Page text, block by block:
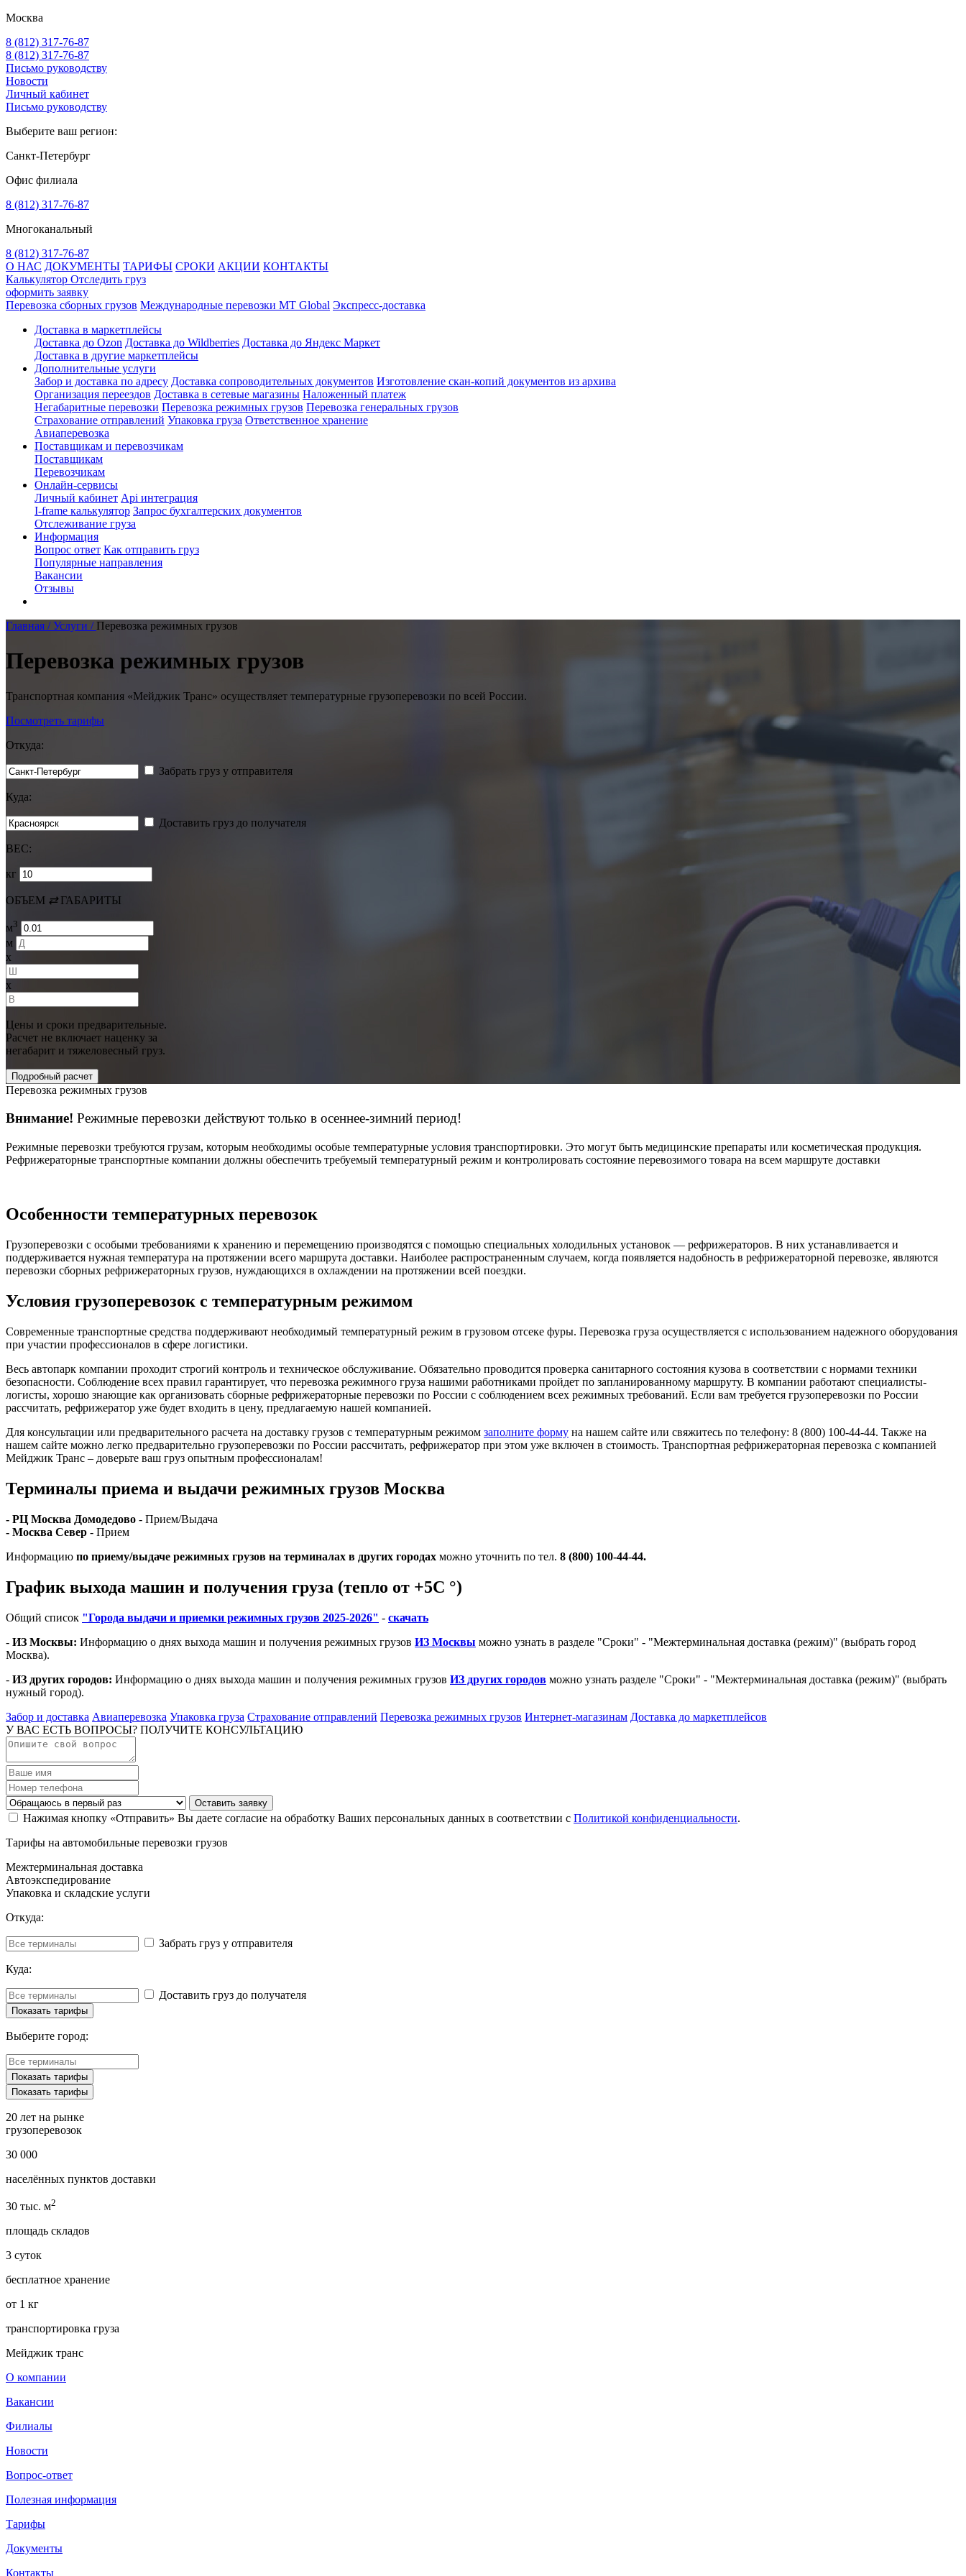
Москва
8 (812) 317-76-87
8 (812) 317-76-87
Письмо руководству
Новости
Личный кабинет
Письмо руководству
Выберите ваш регион:
Санкт-Петербург
Офис филиала
8 (812) 317-76-87
Многоканальный
8 (812) 317-76-87
О НАС ДОКУМЕНТЫ ТАРИФЫ СРОКИ АКЦИИ КОНТАКТЫ
Калькулятор Отследить груз
оформить заявку
Перевозка сборных грузов Международные перевозки MT Global Экспресс-доставка
Доставка в маркетплейсы
Доставка до Ozon Доставка до Wildberries Доставка до Яндекс Маркет
Доставка в другие маркетплейсы
Дополнительные услуги
Забор и доставка по адресу Доставка сопроводительных документов Изготовление скан-копий документов из архива
Организация переездов Доставка в сетевые магазины Наложенный платеж
Негабаритные перевозки Перевозка режимных грузов Перевозка генеральных грузов
Страхование отправлений Упаковка груза Ответственное хранение
Авиаперевозка
Поставщикам и перевозчикам
Поставщикам
Перевозчикам
Онлайн-сервисы
Личный кабинет Api интеграция
I-frame калькулятор Запрос бухгалтерских документов
Отслеживание груза
Информация
Вопрос ответ Как отправить груз
Популярные направления
Вакансии
Отзывы
Главная /Услуги / Перевозка режимных грузов
Перевозка режимных грузов
Транспортная компания «Мейджик Транс» осуществляет температурные грузоперевозки по всей России.
Посмотреть тарифы
Откуда:
Забрать груз у отправителя
Куда:
Доставить груз до получателя
ВЕС:
кг
ОБЪЕМ ⇄ ГАБАРИТЫ
м3
м
x
x
Цены и сроки предварительные.
Расчет не включает наценку за
негабарит и тяжеловесный груз.
Перевозка режимных грузов
Внимание! Режимные перевозки действуют только в осеннее-зимний период!
Режимные перевозки требуются грузам, которым необходимы особые температурные условия транспортировки. Это могут быть медицинские препараты или косметическая продукция.
Рефрижераторные транспортные компании должны обеспечить требуемый температурный режим и контролировать состояние перевозимого товара на всем маршруте доставки
Особенности температурных перевозок
Грузоперевозки с особыми требованиями к хранению и перемещению производятся с помощью специальных холодильных установок — рефрижераторов. В них устанавливается и
поддерживается нужная температура на протяжении всего маршрута доставки. Наиболее распространенным случаем, когда появляется надобность в рефрижераторной перевозке, являются
перевозки сборных рефрижераторных грузов, нуждающихся в охлаждении на протяжении всей поездки.
Условия грузоперевозок с температурным режимом
Современные транспортные средства поддерживают необходимый температурный режим в грузовом отсеке фуры. Перевозка груза осуществляется с использованием надежного оборудования
при участии профессионалов в сфере логистики.
Весь автопарк компании проходит строгий контроль и техническое обслуживание. Обязательно проводится проверка санитарного состояния кузова в соответствии с нормами техники
безопасности. Соблюдение всех правил гарантирует, что перевозка режимного груза нашими работниками пройдет по запланированному маршруту. В компании работают специалисты-
логисты, хорошо знающие как организовать сборные рефрижераторные перевозки по России с соблюдением всех режимных требований. Если вам требуется грузоперевозки по России
рассчитать, рефрижератор уже будет входить в цену, предлагаемую нашей компанией.
Для консультации или предварительного расчета на доставку грузов с температурным режимом заполните форму на нашем сайте или свяжитесь по телефону: 8 (800) 100-44-44. Также на
нашем сайте можно легко предварительно грузоперевозки по России рассчитать, рефрижератор при этом уже включен в стоимость. Транспортная рефрижераторная перевозка с компанией
Мейджик Транс – доверьте ваш груз опытным профессионалам!
Терминалы приема и выдачи режимных грузов Москва
- РЦ Москва Домодедово - Прием/Выдача
- Москва Север - Прием
Информацию по приему/выдаче режимных грузов на терминалах в других городах можно уточнить по тел. 8 (800) 100-44-44.
График выхода машин и получения груза (тепло от +5С °)
Общий список "Города выдачи и приемки режимных грузов 2025-2026" - скачать
- ИЗ Москвы: Информацию о днях выхода машин и получения режимных грузов ИЗ Москвы можно узнать в разделе "Сроки" - "Межтерминальная доставка (режим)" (выбрать город
Москва).
- ИЗ других городов: Информацию о днях выхода машин и получения режимных грузов ИЗ других городов можно узнать разделе "Сроки" - "Межтерминальная доставка (режим)" (выбрать
нужный город).
Забор и доставка Авиаперевозка Упаковка груза Страхование отправлений Перевозка режимных грузов Интернет-магазинам Доставка до маркетплейсов
У ВАС ЕСТЬ ВОПРОСЫ? ПОЛУЧИТЕ КОНСУЛЬТАЦИЮ
Оставить заявку
Нажимая кнопку «Отправить» Вы даете согласие на обработку Ваших персональных данных в соответствии с Политикой конфиденциальности.
Тарифы на автомобильные перевозки грузов
Межтерминальная доставка
Автоэкспедирование
Упаковка и складские услуги
Откуда:
Забрать груз у отправителя
Куда:
Доставить груз до получателя
Выберите город:
20 лет на рынке
грузоперевозок
30 000
населённых пунктов доставки
30 тыс. м2
площадь складов
3 суток
бесплатное хранение
от 1 кг
транспортировка груза
Мейджик транс
О компании
Вакансии
Филиалы
Новости
Вопрос-ответ
Полезная информация
Тарифы
Документы
Контакты